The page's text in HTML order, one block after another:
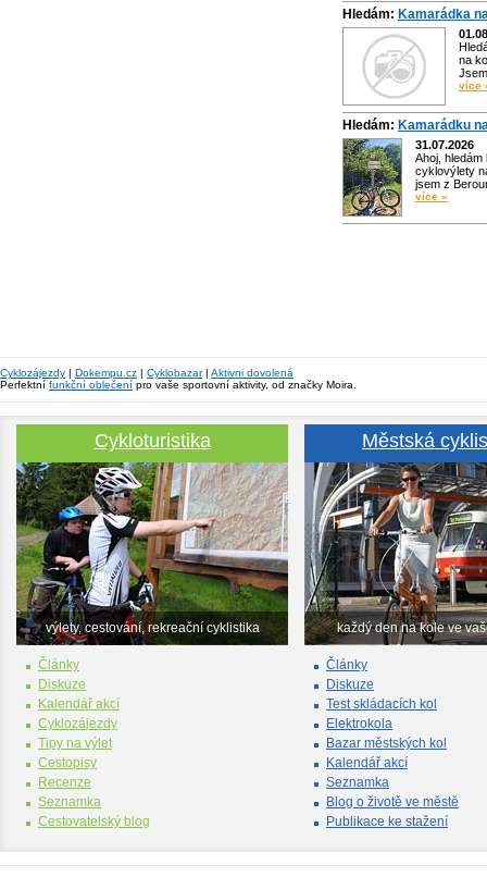
Hledám: Kamarádka
na
více
Hledám: Kamarádku
31.07.2026
Ahoj,
cyklovýlety
jsem z
více »
Cyklozájezdy | Dokempu.cz | Cyklobazar| Aktivni dovolená
Perfektní funkční oblečení pro vaše sportovní aktivity, od značky Moira.
Cykloturistika
výlety, cestování, rekreační cyklistika
Články
Diskuze
Kalendář akcí
Cyklozájezdy
Tipy na výlet
Cestopisy
Recenze
Seznamka
Cestovatelský blog
Městská
každý den na kole ve
Články
Diskuze
Test skládacích kol
Elektrokola
Bazar městských kol
Kalendář akcí
Seznamka
Blog o životě ve městě
Publikace ke stažení